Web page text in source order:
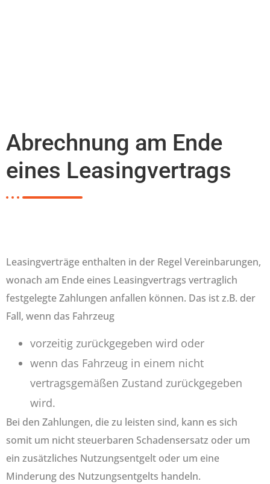
Abrechnung am Ende
eines Leasingvertrags
Leasingverträge enthalten in der Regel Vereinbarungen,
wonach am Ende eines Leasingvertrags vertraglich
festgelegte Zahlungen anfallen können. Das ist z.B. der
Fall, wenn das Fahrzeug
vorzeitig zurückgegeben wird oder
wenn das Fahrzeug in einem nicht
vertragsgemäßen Zustand zurückgegeben
wird.
Bei den Zahlungen, die zu leisten sind, kann es sich
somit um nicht steuerbaren Schadensersatz oder um
ein zusätzliches Nutzungsentgelt oder um eine
Minderung des Nutzungsentgelts handeln.